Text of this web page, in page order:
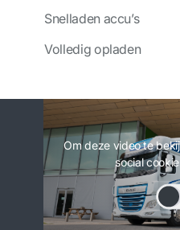
Snelladen accu’s
Volledig opladen
Om deze video te
social